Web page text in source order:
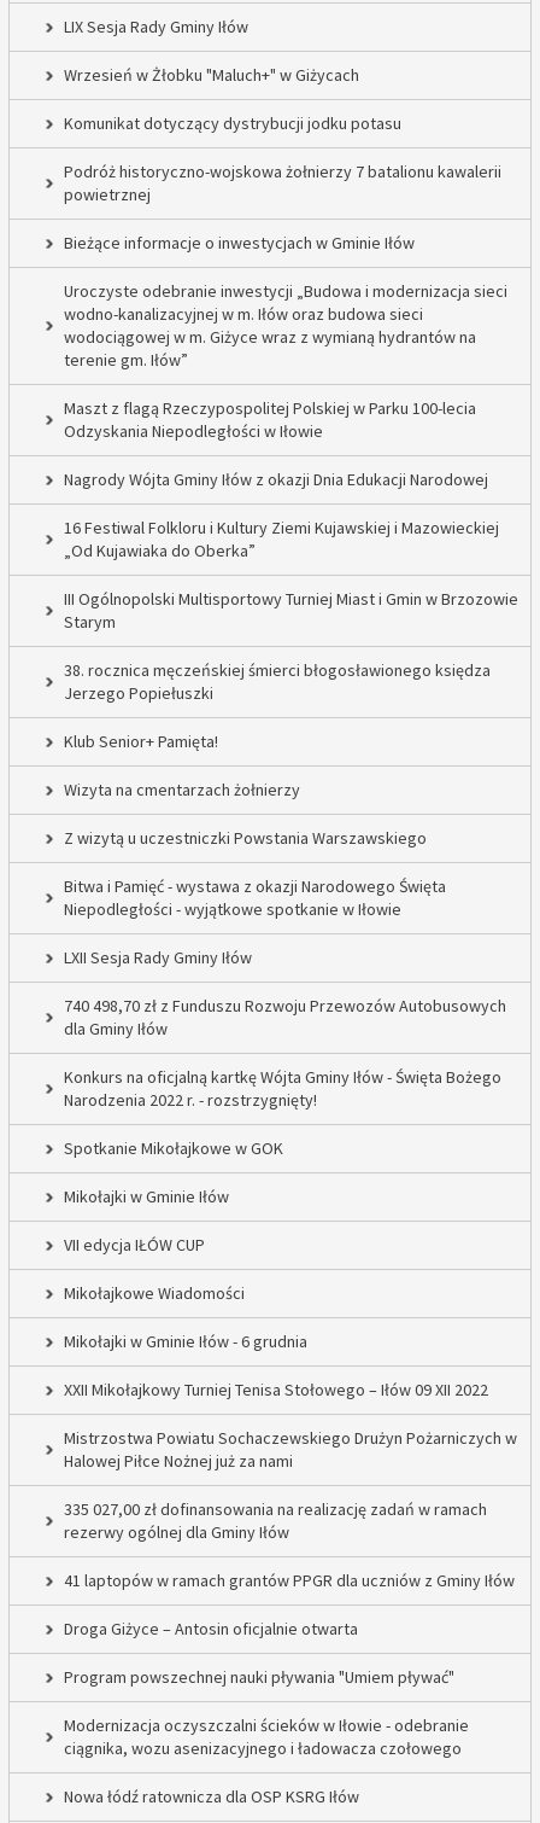
LIX Sesja Rady Gminy Iłów
Wrzesień w Żłobku "Maluch+" w Giżycach
Komunikat dotyczący dystrybucji jodku potasu
Podróż historyczno-wojskowa żołnierzy 7 batalionu kawalerii
powietrznej
Bieżące informacje o inwestycjach w Gminie Iłów
Uroczyste odebranie inwestycji „Budowa i modernizacja sieci
wodno-kanalizacyjnej w m. Iłów oraz budowa sieci
wodociągowej w m. Giżyce wraz z wymianą hydrantów na
terenie gm. Iłów”
Maszt z flagą Rzeczypospolitej Polskiej w Parku 100-lecia
Odzyskania Niepodległości w Iłowie
Nagrody Wójta Gminy Iłów z okazji Dnia Edukacji Narodowej
16 Festiwal Folkloru i Kultury Ziemi Kujawskiej i Mazowieckiej
„Od Kujawiaka do Oberka”
III Ogólnopolski Multisportowy Turniej Miast i Gmin w Brzozowie
Starym
38. rocznica męczeńskiej śmierci błogosławionego księdza
Jerzego Popiełuszki
Klub Senior+ Pamięta!
Wizyta na cmentarzach żołnierzy
Z wizytą u uczestniczki Powstania Warszawskiego
Bitwa i Pamięć - wystawa z okazji Narodowego Święta
Niepodległości - wyjątkowe spotkanie w Iłowie
LXII Sesja Rady Gminy Iłów
740 498,70 zł z Funduszu Rozwoju Przewozów Autobusowych
dla Gminy Iłów
Konkurs na oficjalną kartkę Wójta Gminy Iłów - Święta Bożego
Narodzenia 2022 r. - rozstrzygnięty!
Spotkanie Mikołajkowe w GOK
Mikołajki w Gminie Iłów
VII edycja IŁÓW CUP
Mikołajkowe Wiadomości
Mikołajki w Gminie Iłów - 6 grudnia
XXII Mikołajkowy Turniej Tenisa Stołowego – Iłów 09 XII 2022
Mistrzostwa Powiatu Sochaczewskiego Drużyn Pożarniczych w
Halowej Piłce Nożnej już za nami
335 027,00 zł dofinansowania na realizację zadań w ramach
rezerwy ogólnej dla Gminy Iłów
41 laptopów w ramach grantów PPGR dla uczniów z Gminy Iłów
Droga Giżyce – Antosin oficjalnie otwarta
Program powszechnej nauki pływania "Umiem pływać"
Modernizacja oczyszczalni ścieków w Iłowie - odebranie
ciągnika, wozu asenizacyjnego i ładowacza czołowego
Nowa łódź ratownicza dla OSP KSRG Iłów